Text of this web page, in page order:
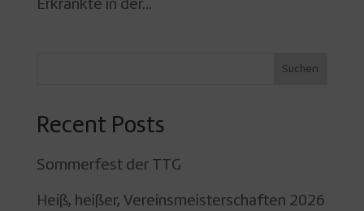
Erkrankte in der...
Suchen
Recent Posts
Sommerfest der TTG
Heiß, heißer, Vereinsmeisterschaften 2026